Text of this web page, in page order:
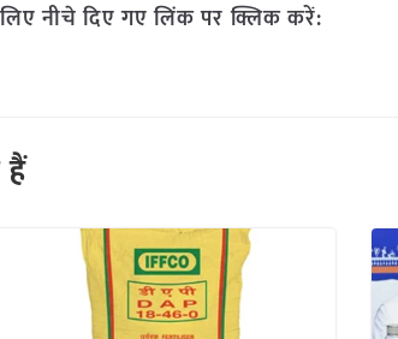
नीचे दिए गए लिंक पर क्लिक करें: